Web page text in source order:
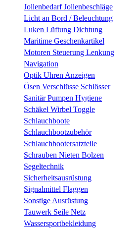
Jollenbedarf Jollenbeschläge
Licht an Bord / Beleuchtung
Luken Lüftung Dichtung
Maritime Geschenkartikel
Motoren Steuerung Lenkung
Navigation
Optik Uhren Anzeigen
Ösen Verschlüsse Schlösser
Sanitär Pumpen Hygiene
Schäkel Wirbel Toggle
Schlauchboote
Schlauchbootzubehör
Schlauchbootersatzteile
Schrauben Nieten Bolzen
Segeltechnik
Sicherheitsausrüstung
Signalmittel Flaggen
Sonstige Ausrüstung
Tauwerk Seile Netz
Wassersportbekleidung